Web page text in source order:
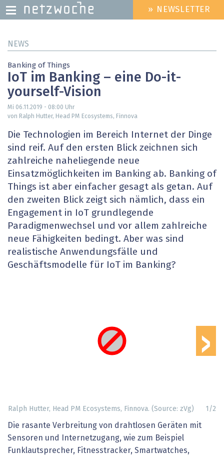
zum
HEADER
MENU
» NEWSLETTER
NEWS
Banking of Things
IoT im Banking – eine Do-it-
yourself-Vision
Mi 06.11.2019 - 08:00 Uhr
von Ralph Hutter, Head PM Ecosystems, Finnova
Die Technologien im Bereich Internet der Dinge
sind reif. Auf den ersten Blick zeichnen sich
zahlreiche naheliegende neue
Einsatzmöglichkeiten im Banking ab. Banking of
Things ist aber einfacher gesagt als getan. Auf
den zweiten Blick zeigt sich nämlich, dass ein
Engagement in IoT grundlegende
Paradigmenwechsel und vor allem zahlreiche
neue Fähigkeiten bedingt. Aber was sind
realistische Anwendungsfälle und
Geschäftsmodelle für IoT im Banking?
›
1 /2
Ralph Hutter, Head PM Ecosystems, Finnova. (Source: zVg)
Die rasante Verbreitung von drahtlosen Geräten mit
Sensoren und Internetzugang, wie zum Beispiel
Funklautsprecher, Fitnesstracker, Smartwatches,